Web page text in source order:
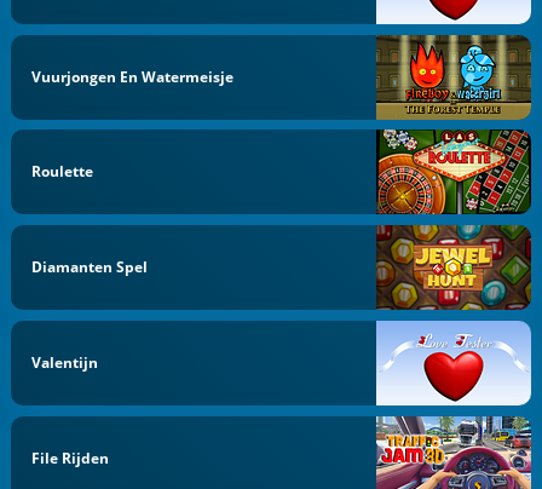
Vuurjongen En Watermeisje
Roulette
Diamanten Spel
Valentijn
File Rijden